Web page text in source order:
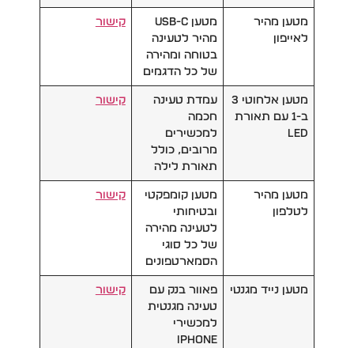
מטען מהיר
לאייפון
מטען USB-C
מהיר לטעינה
בטוחה ומהירה
של כל הדגמים
קישור
מטען אלחוטי 3
ב-1 עם תאורת
LED
עמדת טעינה
חכמה
למכשירים
מרובים, כולל
תאורת לילה
קישור
מטען מהיר
לטלפון
מטען קומפקטי
ובטיחותי
לטעינה מהירה
של כל סוגי
הסמארטפונים
קישור
מטען נייד מגנטי
פאוור בנק עם
טעינה מגנטית
למכשירי
iPhone
קישור